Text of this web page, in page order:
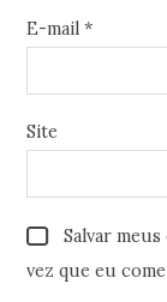
E-mail*
Site
Salvar
vez que eu